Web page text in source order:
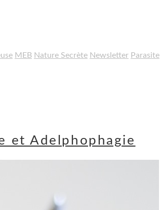
MEB Nature Secrète Newsletter Parasite
et Adelphophagie